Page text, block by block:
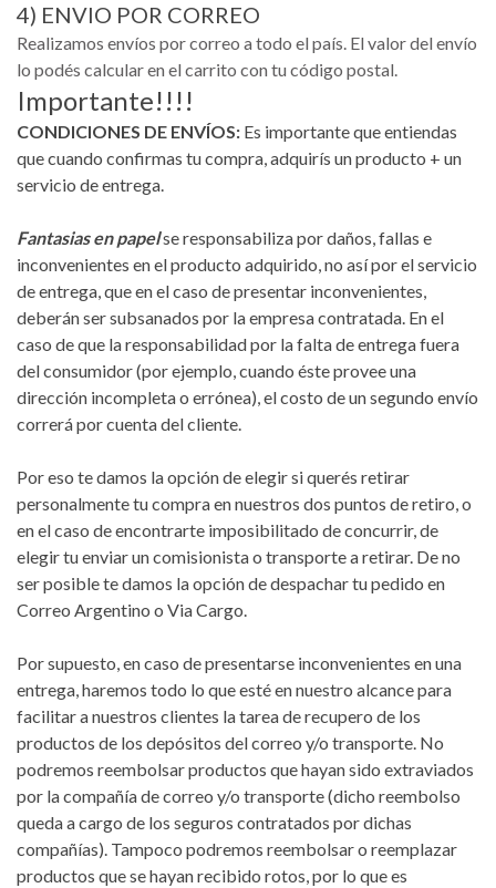
4) ENVIO POR CORREO
Realizamos envíos por correo a todo el país. El valor del envío
lo podés calcular en el carrito con tu código postal.
Importante!!!!
CONDICIONES DE ENVÍOS: Es importante que entiendas
que cuando confirmas tu compra, adquirís un producto + un
servicio de entrega.
Fantasias en papelse responsabiliza por daños, fallas e
inconvenientes en el producto adquirido, no así por el servicio
de entrega, que en el caso de presentar inconvenientes,
deberán ser subsanados por la empresa contratada. En el
caso de que la responsabilidad por la falta de entrega fuera
del consumidor (por ejemplo, cuando éste provee una
dirección incompleta o errónea), el costo de un segundo envío
correrá por cuenta del cliente.
Por eso te damos la opción de elegir si querés retirar
personalmente tu compra en nuestros dos puntos de retiro, o
en el caso de encontrarte imposibilitado de concurrir, de
elegir tu enviar un comisionista o transporte a retirar. De no
ser posible te damos la opción de despachar tu pedido en
Correo Argentino o Via Cargo.
Por supuesto, en caso de presentarse inconvenientes en una
entrega, haremos todo lo que esté en nuestro alcance para
facilitar a nuestros clientes la tarea de recupero de los
productos de los depósitos del correo y/o transporte. No
podremos reembolsar productos que hayan sido extraviados
por la compañía de correo y/o transporte (dicho reembolso
queda a cargo de los seguros contratados por dichas
compañías). Tampoco podremos reembolsar o reemplazar
productos que se hayan recibido rotos, por lo que es